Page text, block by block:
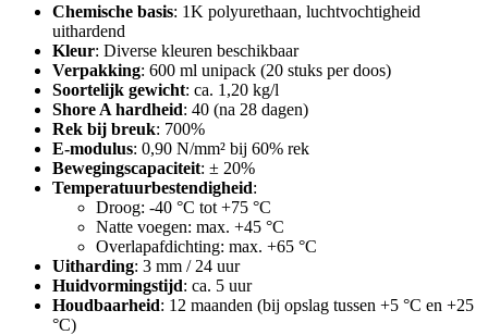
Chemische basis: 1K polyurethaan, luchtvochtigheid
uithardend
Kleur: Diverse kleuren beschikbaar
Verpakking: 600 ml unipack (20 stuks per doos)
Soortelijk gewicht: ca. 1,20 kg/l
Shore A hardheid: 40 (na 28 dagen)
Rek bij breuk: 700%
E-modulus: 0,90 N/mm² bij 60% rek
Bewegingscapaciteit: ± 20%
Temperatuurbestendigheid:
Droog: -40 °C tot +75 °C
Natte voegen: max. +45 °C
Overlapafdichting: max. +65 °C
Uitharding: 3 mm / 24 uur
Huidvormingstijd: ca. 5 uur
Houdbaarheid: 12 maanden (bij opslag tussen +5 °C en +25
°C)